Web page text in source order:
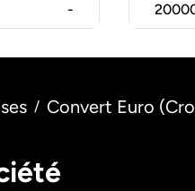
-
/ Convert Euro